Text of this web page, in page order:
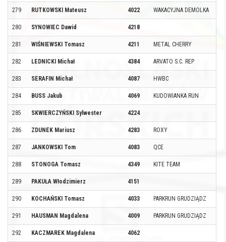
279 RUTKOWSKI Mateusz 4022 WAKACYJNA DEMOLKA
280 SYNOWIEC Dawid 4218
281 WIŚNIEWSKI Tomasz 4211 METAL CHERRY
282 LEDNICKI Michał 4384 ARVATO S.C. REP
283 SERAFIN Michał 4087 HWBC
284 BUSS Jakub 4069 KUDOWIANKA RUN
285 SKWIERCZYŃSKI Sylwester 4224
286 ZDUNEK Mariusz 4283 ROXY
287 JANKOWSKI Tom 4083 QCE
288 STONOGA Tomasz 4349 KITE TEAM
289 PAKUŁA Włodzimierz 4151
290 KOCHAŃSKI Tomasz 4033 PARKRUN GRUDZIĄDZ
291 HAUSMAN Magdalena 4009 PARKRUN GRUDZIĄDZ
292 KACZMAREK Magdalena 4062